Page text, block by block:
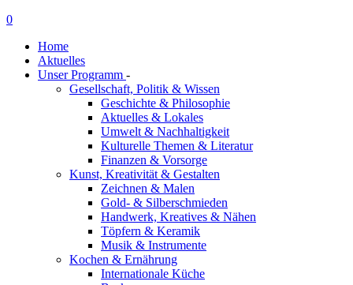
0
Home
Aktuelles
Unser Programm -
Gesellschaft, Politik & Wissen
Geschichte & Philosophie
Aktuelles & Lokales
Umwelt & Nachhaltigkeit
Kulturelle Themen & Literatur
Finanzen & Vorsorge
Kunst, Kreativität & Gestalten
Zeichnen & Malen
Gold- & Silberschmieden
Handwerk, Kreatives & Nähen
Töpfern & Keramik
Musik & Instrumente
Kochen & Ernährung
Internationale Küche